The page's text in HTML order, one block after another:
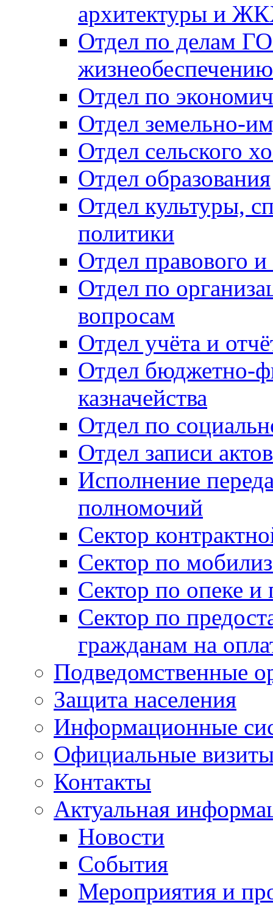
архитектуры и
Отдел по делам
Отдел по
Отдел земельно-
Отдел сельского
Отдел образования
Отдел культуры,
политики
Отдел правового
Отдел по
вопросам
Отдел учёта и
Отдел бюджетно-
казначейства
Отдел по
Отдел записи
Исполнение
полномочий
Сектор
Сектор по
Сектор по опеке и
Сектор по
гражданам на
Подведомственные
Защита населения
Информационные
Официальные
Контакты
Актуальная
Новости
События
Мероприятия и